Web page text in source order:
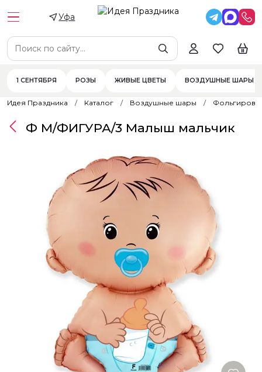
Уфа
1 СЕНТЯБРЯ РОЗЫ ЖИВЫЕ ЦВЕТЫ ВОЗДУШНЫЕ ШАРЫ
Идея Праздника Каталог Воздушные шары
Ф М/ФИГУРА/3 Малыш мальчик